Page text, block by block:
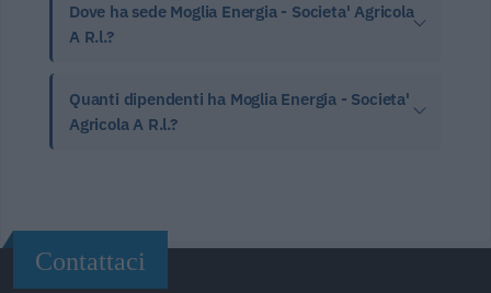
Dove ha sede Moglia Energia - Societa' Agricola
A R.l.?
Quanti dipendenti ha Moglia Energia - Societa'
Agricola A R.l.?
Contattaci